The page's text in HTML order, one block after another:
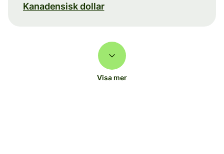
Kanadensisk dollar
Visa mer